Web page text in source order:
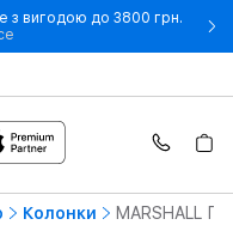
з вигодою до 3800 грн.
- Оновіть iPhone за Trade-in
Колонки MARSHALL